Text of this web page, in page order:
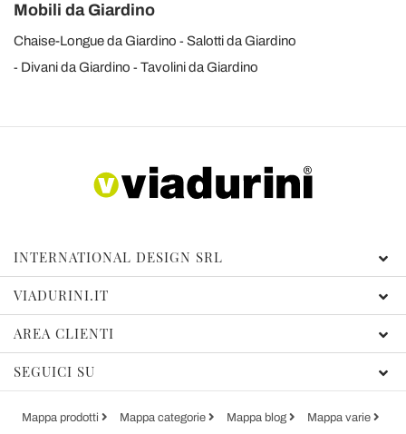
Mobili da Giardino
Chaise-Longue da Giardino
Salotti da Giardino
Divani da Giardino
Tavolini da Giardino
INTERNATIONAL DESIGN SRL
VIADURINI.IT
AREA CLIENTI
SEGUICI SU
Mappa prodotti Mappa categorie Mappa blog Mappa varie